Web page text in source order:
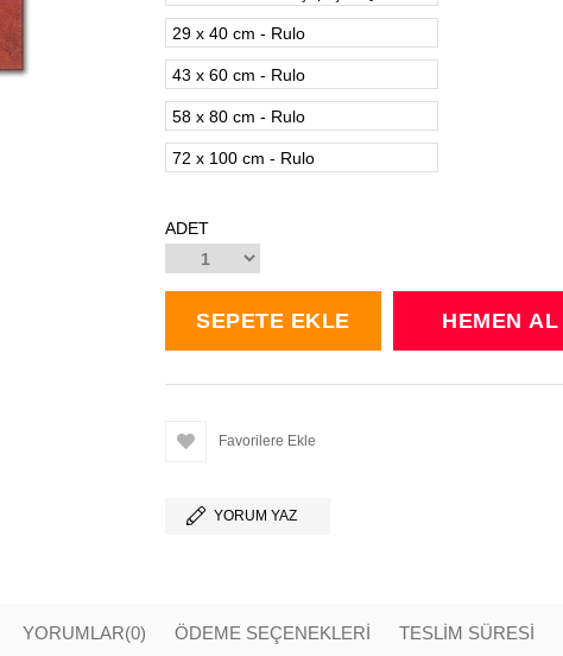
29 x 40 cm - Rulo
43 x 60 cm - Rulo
58 x 80 cm - Rulo
72 x 100 cm - Rulo
ADET
Favorilere Ekle
YORUM YAZ
YORUMLAR(0) ÖDEME SEÇENEKLERI TESLİM SÜRESİ